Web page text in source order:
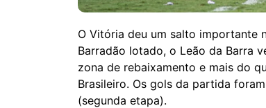
O Vitória deu um salto importante
Barradão lotado, o Leão da Barra
zona de rebaixamento e mais do
Brasileiro. Os gols da partida
(segunda etapa).